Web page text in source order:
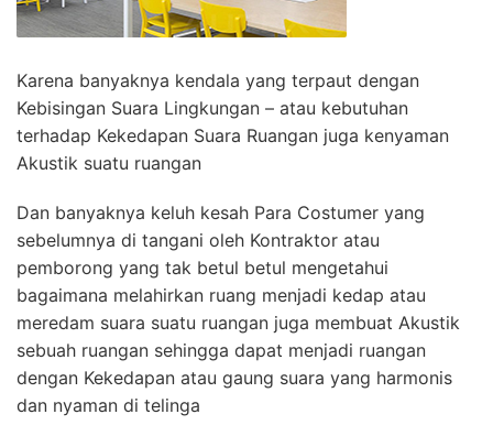
Karena banyaknya kendala yang terpaut dengan
Kebisingan Suara Lingkungan – atau kebutuhan
terhadap Kekedapan Suara Ruangan juga kenyaman
Akustik suatu ruangan
Dan banyaknya keluh kesah Para Costumer yang
sebelumnya di tangani oleh Kontraktor atau
pemborong yang tak betul betul mengetahui
bagaimana melahirkan ruang menjadi kedap atau
meredam suara suatu ruangan juga membuat Akustik
sebuah ruangan sehingga dapat menjadi ruangan
dengan Kekedapan atau gaung suara yang harmonis
dan nyaman di telinga